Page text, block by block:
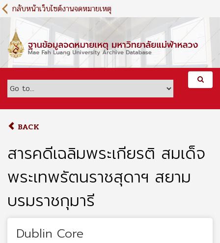
S
k
m
c
กลับหน้าเว็บไซต์งานจดหมายเหตุ
BACK
สารคดีเฉลิมพระเกียรติ สมเด็จ
พระเทพรัตนราชสุดาฯ สยาม
บรมราชกุมารี
Dublin Core